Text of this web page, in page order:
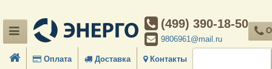
(499) 390-18-50
9806961@mail.ru
Оплата Доставка Контакты